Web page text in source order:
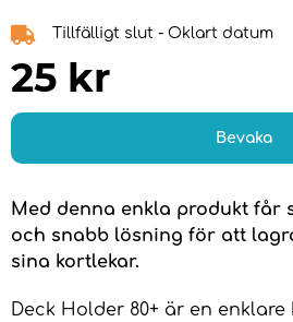
Tillfälligt slut - Oklart datum
25 kr
Bevaka
Med denna enkla produkt får
och snabb lösning för att
sina kortlekar.
Deck Holder 80+ är en